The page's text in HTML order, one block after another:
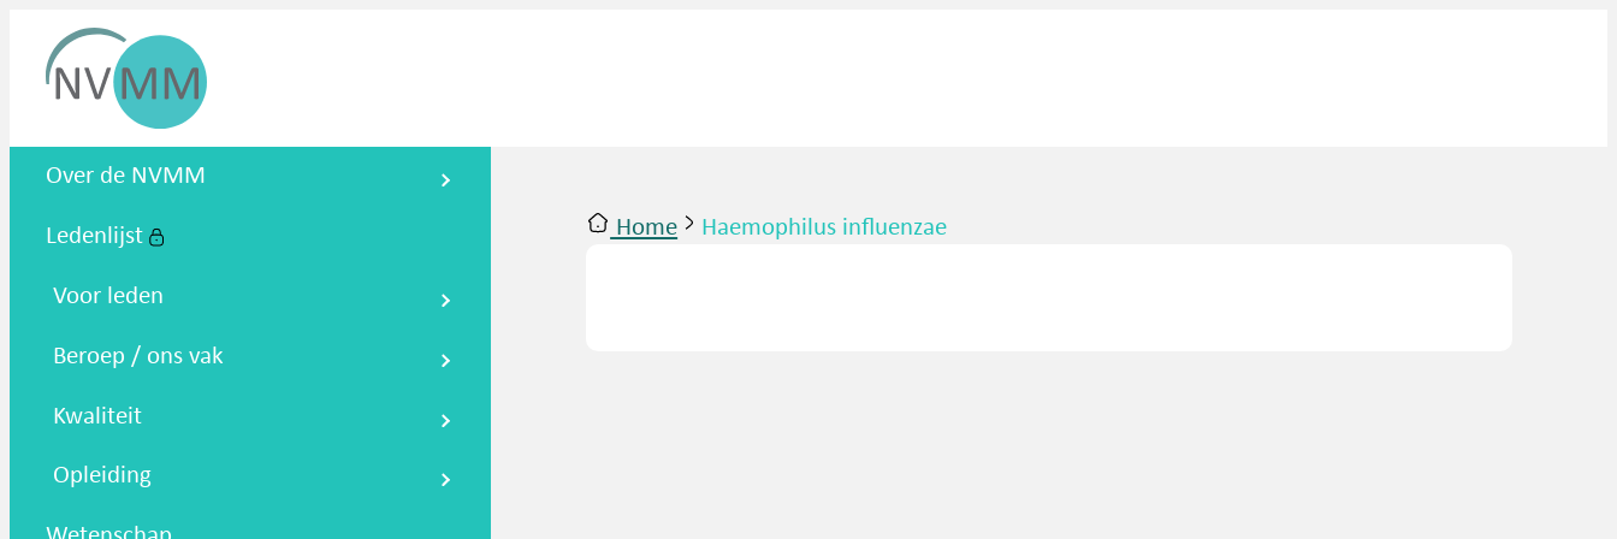
Nederlandse Vereniging voor
Over de NVMM
Ledenlijst
Voor leden
Beroep / ons vak
Kwaliteit
Opleiding
Home Haemophilus influenzae